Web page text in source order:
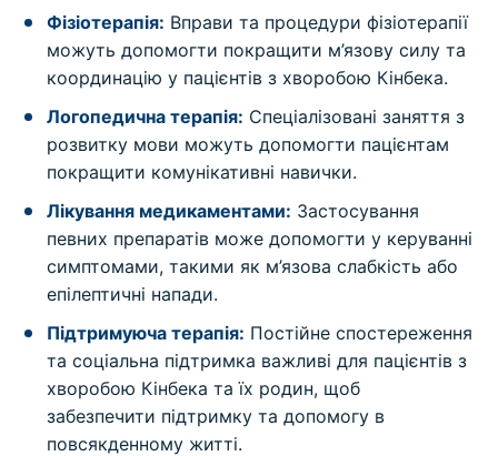
Фізіотерапія: Вправи та процедури фізіотерапії
можуть допомогти покращити м’язову силу та
координацію у пацієнтів з хворобою Кінбека.
Логопедична терапія: Спеціалізовані заняття з
розвитку мови можуть допомогти пацієнтам
покращити комунікативні навички.
Лікування медикаментами: Застосування
певних препаратів може допомогти у керуванні
симптомами, такими як м’язова слабкість або
епілептичні напади.
Підтримуюча терапія: Постійне спостереження
та соціальна підтримка важливі для пацієнтів з
хворобою Кінбека та їх родин, щоб
забезпечити підтримку та допомогу в
повсякденному житті.